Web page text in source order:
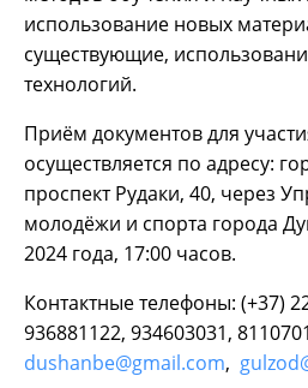
использование новых
существующие,
технологий.
Приём документов для
осуществляется по адресу:
проспект Рудаки, 40, через
молодёжи и спорта города
2024 года, 17:00 часов.
Контактные телефоны: (+37)
936881122, 934603031,
dushanbe@gmail.com,